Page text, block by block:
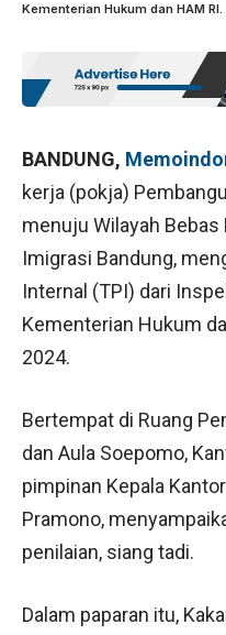
Kementerian Hukum dan HAM RI.
BANDUNG,
kerja (pokja)
menuju Wilayah
Imigrasi Bandung,
Internal (TPI) dari
Kementerian Hukum
2024.
Bertempat di Ruang
dan Aula Soepomo,
pimpinan Kepala
Pramono,
penilaian, siang tadi.
Dalam paparan itu,